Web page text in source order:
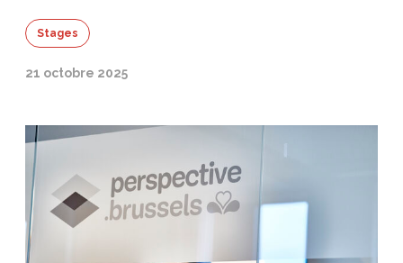
Stages
21 octobre 2025